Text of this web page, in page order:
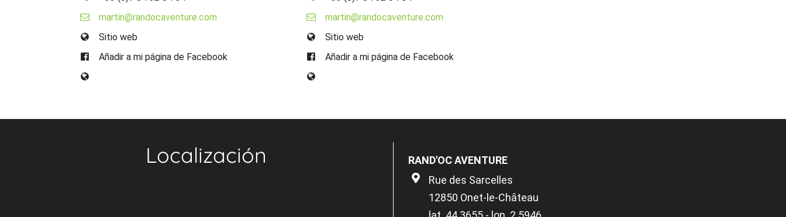
martin@randocaventure.com
Sitio web
Añadir a mi página de Facebook
martin@randocaventure.com
Sitio web
Añadir a mi página de Facebook
Localización
RAND'OC AVENTURE
Rue des Sarcelles
12850 Onet-le-Château